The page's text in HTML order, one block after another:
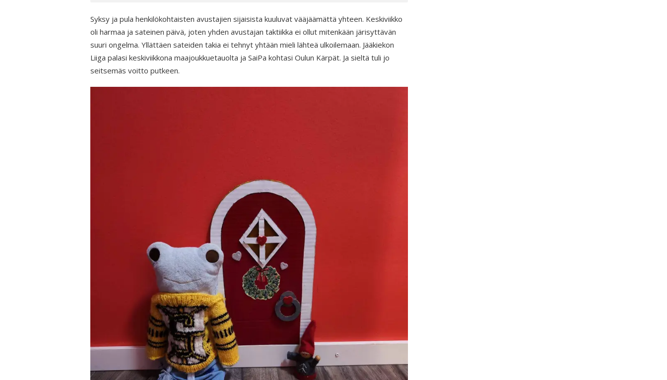
Syksy ja pula henkilökohtaisten avustajien sijaisista kuuluvat vääjäämättä yhteen. Keskiviikko
oli harmaa ja sateinen päivä, joten yhden avustajan taktiikka ei ollut mitenkään järisyttävän
suuri ongelma. Yllättäen sateiden takia ei tehnyt yhtään mieli lähteä ulkoilemaan. Jääkiekon
Liiga palasi keskiviikkona maajoukkuetauolta ja SaiPa kohtasi Oulun Kärpät. Ja sieltä tuli jo
seitsemäs voitto putkeen.